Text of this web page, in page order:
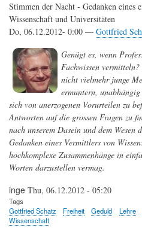
Stimmen der Nacht - Gedanken eines
Wissenschaft und Universitäten
Do, 06.12.2012- 0:00 — Gottfried
Genügt es, wenn
Fachwissen
nicht vielmehr junge
ermuntern, unabhängig
sich von anerzogenen Vorurteilen zu
Antworten auf die grossen Fragen zu
nach unserem Dasein und dem
Gedanken eines Vermittlers von
hochkomplexe Zusammenhänge in
Worten darzustellen vermag.
inge Thu, 06.12.2012 - 05:20
Tags
Gottfried Schatz
Freiheit Geduld Lehre
Wissenschaft